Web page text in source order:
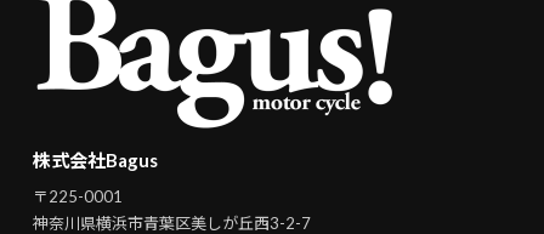
株式会社Bagus
〒225-0001
神奈川県横浜市青葉区美しが丘西3-2-7